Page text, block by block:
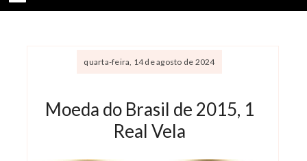
quarta-feira, 14 de agosto de 2024
Moeda do Brasil de 2015, 1
Real Vela